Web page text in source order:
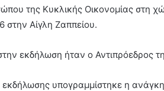
της Κυκλικής Οικονομίας στη
στην Αίγλη Ζαππείου.
εκδήλωση ήταν ο Αντιπρόεδρος
εκδήλωσης υπογραμμίστηκε η